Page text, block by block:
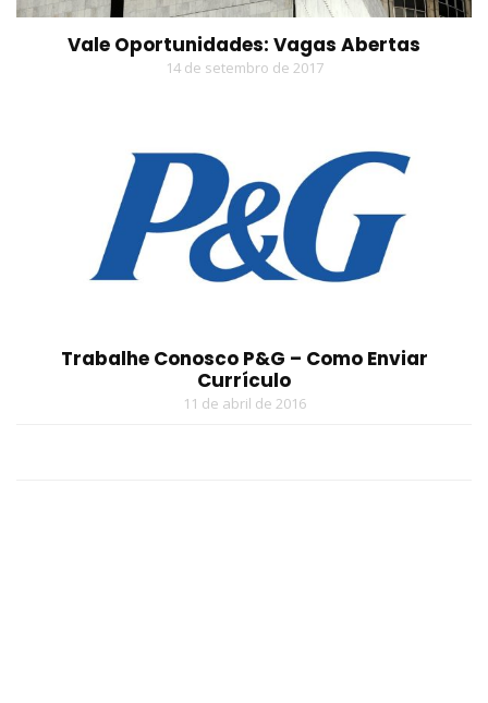
Vale Oportunidades: Vagas Abertas
14 de setembro de 2017
Trabalhe Conosco P&G – Como Enviar
Currículo
11 de abril de 2016